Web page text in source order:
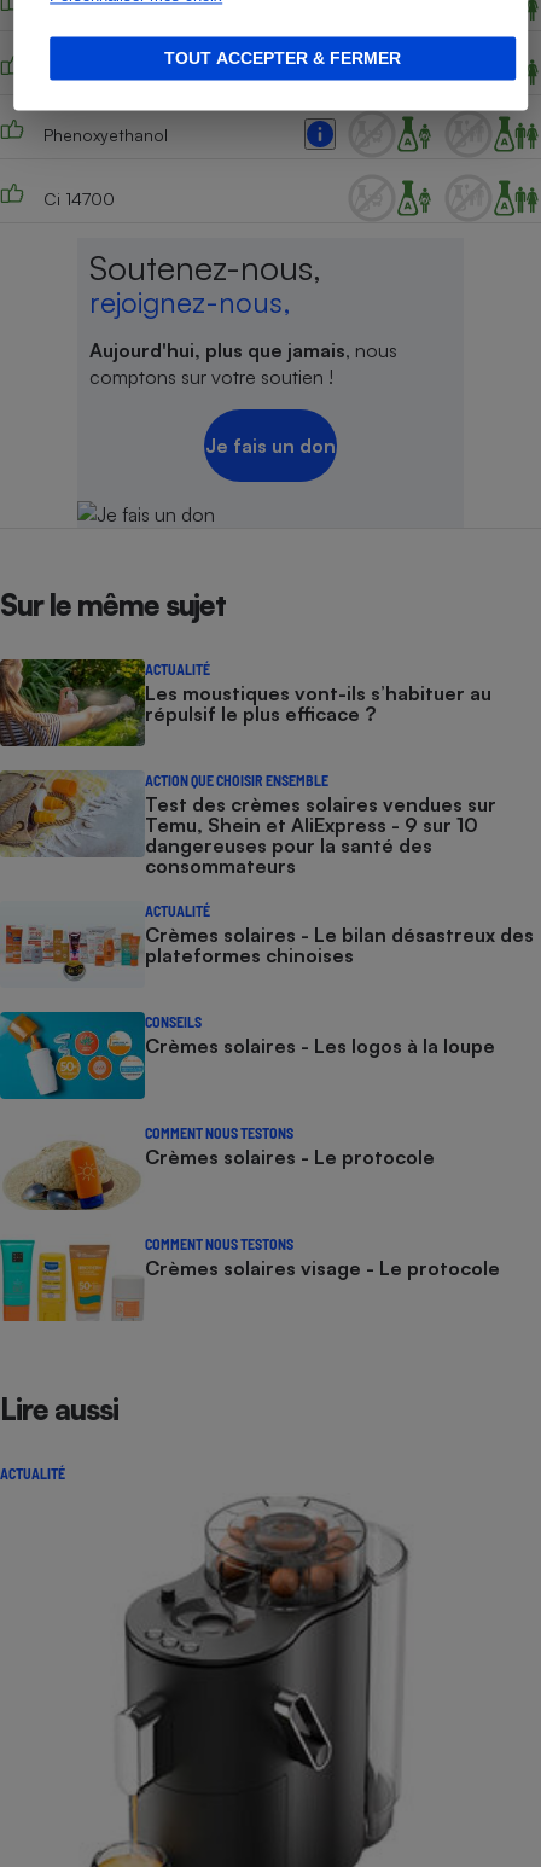
TOUT ACCEPTER & FERMER
Chlorphenesin
Potassium sorbate
Phenoxyethanol
Ci 14700
Soutenez-nous,
rejoignez-nous,
Aujourd'hui, plus que jamais, nous
comptons sur votre soutien !
Je fais un don
Sur le même sujet
ACTUALITÉ
Les moustiques vont-ils s’habituer au
répulsif le plus efficace ?
ACTION QUE CHOISIR ENSEMBLE
Test des crèmes solaires vendues sur
Temu, Shein et AliExpress - 9 sur 10
dangereuses pour la santé des
consommateurs
ACTUALITÉ
Crèmes solaires - Le bilan désastreux des
plateformes chinoises
CONSEILS
Crèmes solaires - Les logos à la loupe
COMMENT NOUS TESTONS
Crèmes solaires - Le protocole
COMMENT NOUS TESTONS
Crèmes solaires visage - Le protocole
Lire aussi
ACTUALITÉ